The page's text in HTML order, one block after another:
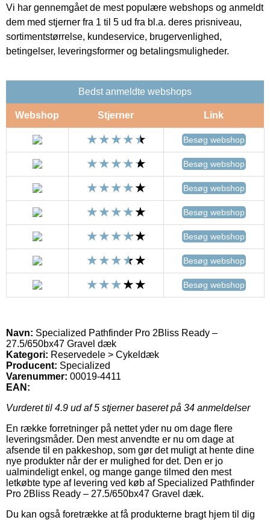
Vi har gennemgået de mest populære webshops og anmeldt
dem med stjerner fra 1 til 5 ud fra bl.a. deres prisniveau,
sortimentstørrelse, kundeservice, brugervenlighed,
betingelser, leveringsformer og betalingsmuligheder.
Bedst anmeldte webshops
Webshop Stjerner Link
Besøg webshop
Besøg webshop
Besøg webshop
Besøg webshop
Besøg webshop
Besøg webshop
Besøg webshop
Navn: Specialized Pathfinder Pro 2Bliss Ready –
27.5/650bx47 Gravel dæk
Kategori: Reservedele > Cykeldæk
Producent: Specialized
Varenummer: 00019-4411
EAN:
Vurderet til 4.9 ud af 5 stjerner baseret på 34 anmeldelser
En række forretninger på nettet yder nu om dage flere
leveringsmåder. Den mest anvendte er nu om dage at
afsende til en pakkeshop, som gør det muligt at hente dine
nye produkter når der er mulighed for det. Den er jo
ualmindeligt enkel, og mange gange tilmed den mest
letkøbte type af levering ved køb af Specialized Pathfinder
Pro 2Bliss Ready – 27.5/650bx47 Gravel dæk.
Du kan også foretrække at få produkterne bragt hjem til dig